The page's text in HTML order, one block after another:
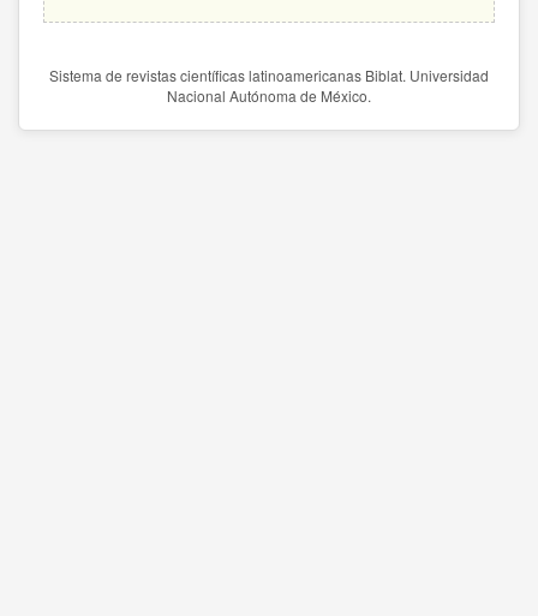
Sistema de revistas científicas latinoamericanas Biblat. Universidad
Nacional Autónoma de México.